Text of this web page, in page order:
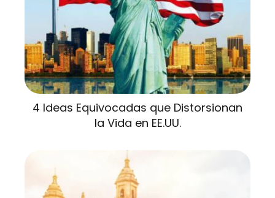
4 Ideas Equivocadas que Distorsionan
la Vida en EE.UU.